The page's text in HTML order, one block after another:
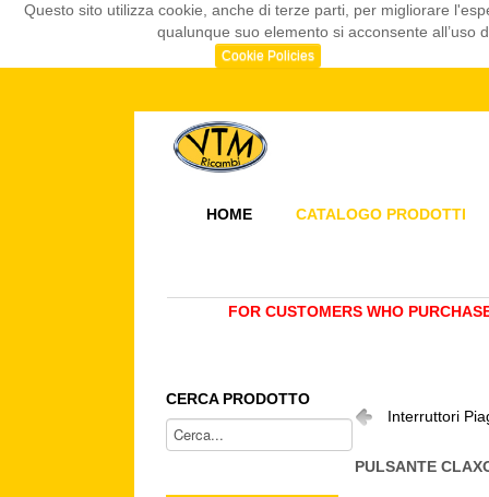
Questo sito utilizza cookie, anche di terze parti, per migliorare
qualunque suo elemento si acconsente all’uso
Cookie Policies
HOME CATALOGO PRODOTTI
FOR CUSTOMERS WHO
Interruttori
PULSANTE
CERCA PRODOTTO